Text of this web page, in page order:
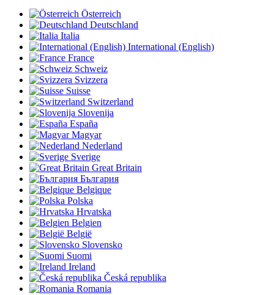
Österreich
Deutschland
Italia
International (English)
France
Schweiz
Svizzera
Suisse
Switzerland
Slovenija
España
Magyar
Nederland
Sverige
Great Britain
България
Belgique
Polska
Hrvatska
Belgien
België
Slovensko
Suomi
Ireland
Česká republika
Romania